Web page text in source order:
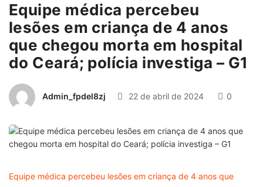
Equipe médica percebeu
lesões em criança de 4 anos
que chegou morta em hospital
do Ceará; polícia investiga – G1
Admin_fpdel8zj 22 de abril de 2024 0
Equipe médica percebeu lesões em criança de 4 anos que